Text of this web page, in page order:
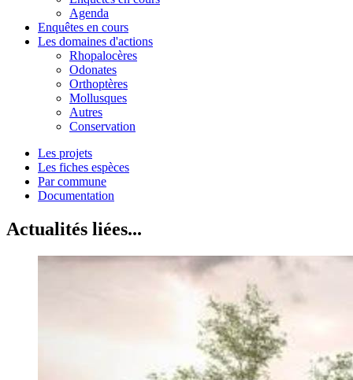
Agenda
Enquêtes en cours
Les domaines d'actions
Rhopalocères
Odonates
Orthoptères
Mollusques
Autres
Conservation
Les projets
Les fiches espèces
Par commune
Documentation
Actualités liées...